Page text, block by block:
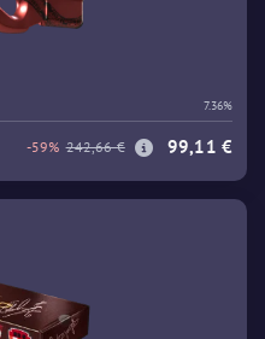
7.36%
-59% 242,66 € 99,11 €